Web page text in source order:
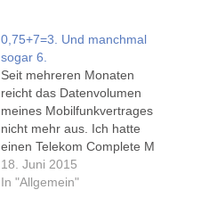
0,75+7=3. Und manchmal
sogar 6.
Seit mehreren Monaten
reicht das Datenvolumen
meines Mobilfunkvertrages
nicht mehr aus. Ich hatte
einen Telekom Complete M
(For Friends) der Telekom,
in dem nur 750MB
18. Juni 2015
In "Allgemein"